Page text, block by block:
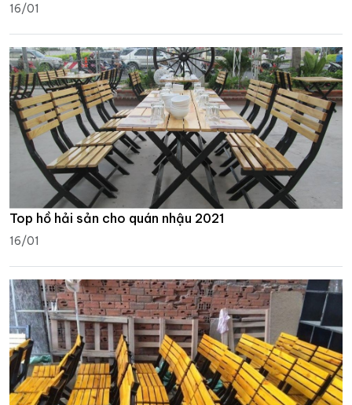
16/01
Top hồ hải sản cho quán nhậu 2021
16/01